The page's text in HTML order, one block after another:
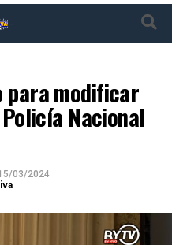
para modificar
Nacional
03/2024